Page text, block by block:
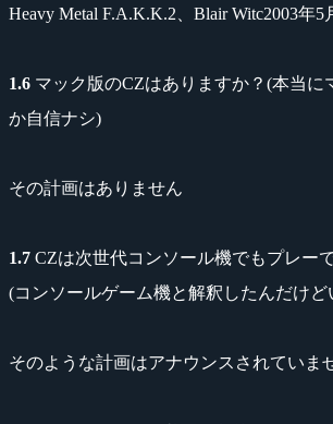
Heavy Metal F.A.K.K.2、Blair Witc2003年5
1.6 マック版のCZはありますか？(本当に
か自信ナシ)
その計画はありません
1.7 CZは次世代コンソール機でもプレー
(コンソールゲーム機と解釈したんだけど
そのような計画はアナウンスされていま